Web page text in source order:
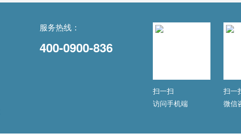
服务热线：
400-0900-836
扫一扫
访问手机端
扫一
微信